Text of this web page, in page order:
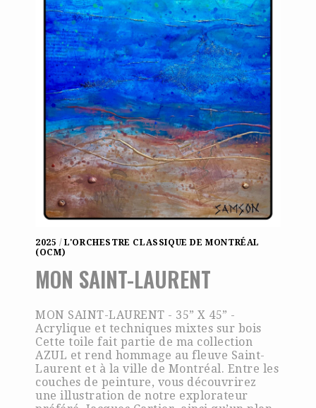
2025 /L'ORCHESTRE CLASSIQUE DE MONTRÉAL
(OCM)
MON SAINT-LAURENT
MON SAINT-LAURENT - 35” X 45” -
Acrylique et techniques mixtes sur bois
Cette toile fait partie de ma collection
AZUL et rend hommage au fleuve Saint-
Laurent et à la ville de Montréal. Entre les
couches de peinture, vous découvrirez
une illustration de notre explorateur